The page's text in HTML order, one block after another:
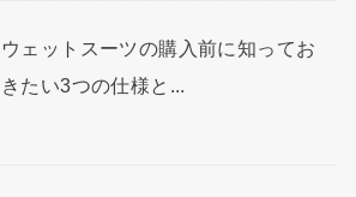
ウェットスーツの購入前に知ってお
きたい3つの仕様と...